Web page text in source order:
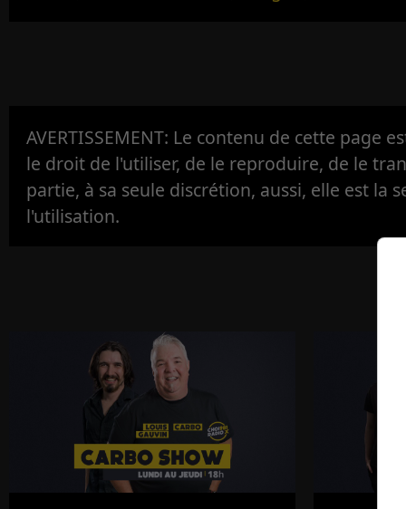
AVERTISSEMENT: Le contenu de cette page
le droit de l'utiliser, de le reproduire, de le
partie, à sa seule discrétion, aussi, elle est la
l'utilisation.